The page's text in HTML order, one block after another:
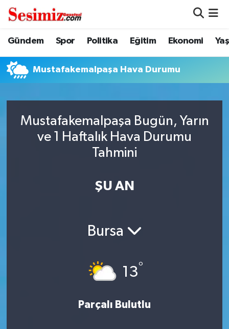
Gündem Spor Politika Eğitim Ekonomi
Mustafakemalpaşa Hava Durumu
Mustafakemalpaşa Bugün, Yarın
ve 1 Haftalık Hava Durumu
Tahmini
ŞU AN
Bursa
13°
Parçalı Bulutlu
Dünya
Eğitim
Genel
Gündem
Tokat Haberleri
Nöbetçi Eczaneler
Hava Durumu
Trafik Durumu
Süper Lig Puan Durumu ve Fikstür